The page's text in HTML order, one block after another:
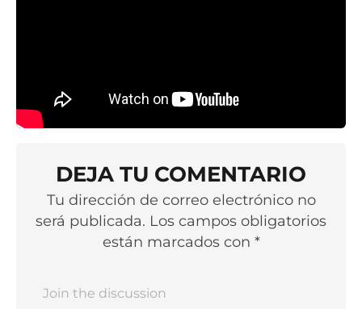
DEJA TU COMENTARIO
Tu dirección de correo electrónico no
será publicada. Los campos obligatorios
están marcados con *